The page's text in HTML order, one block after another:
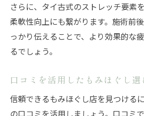
さらに、タイ古式のストレッチ要素
柔軟性向上にも繋がります。施術前
っかり伝えることで、より効果的な
るでしょう。
口コミを活用したもみほぐし選
信頼できるもみほぐし店を見つける